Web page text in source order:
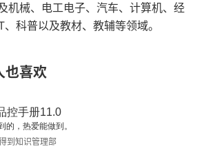
经理
者：主要趋势
的艺术
汽车业的真凶
流程管理、外汇风险管理、质
无法替代劳动（比如说人），这
结论。同样，在这两个领域中，
机械、电工电子、汽车、计算机、经
科普以及教材、教辅等领域。
也喜欢
控手册11.0
的，热爱能做到。
到知识管理部